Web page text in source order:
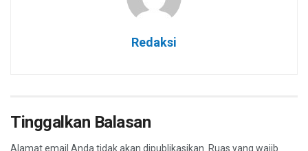
Redaksi
Tinggalkan Balasan
Alamat email Anda tidak akan dipublikasikan. Ruas yang wajib